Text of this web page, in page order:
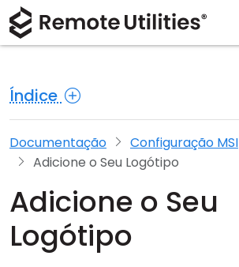
Índice
Documentação
Configuração MSI
Adicione o Seu Logótipo
Adicione o Seu
Logótipo
Produto
Segurança
Capturas de Ecrã
Modos de Ligação
Acesso Não Supervisonado
Soluções
Manufatura e Varejo
Saúde
Tecnologia da Informação
Descarregar
macOS
Linux
Comprar
Assistente de Licença
Atualizar a Sua Licença
Apoio
Documentação
Base de Conhecimento
Sobre
Sala de Imprensa
Escreva uma Avaliação